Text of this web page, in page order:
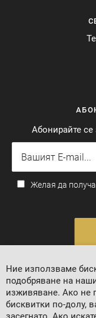
Абонирайте
Желая да
Ние използваме
подобряване на
изживяване. Ако не
бисквитки по-долу,